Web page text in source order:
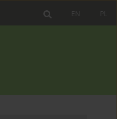
PL
EN